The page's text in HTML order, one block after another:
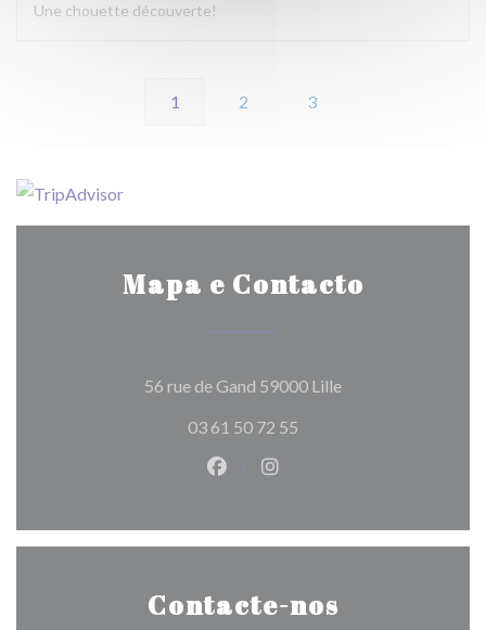
Une chouette découverte!
1 2 3
Mapa e Contacto
56 rue de Gand 59000 Lille((abre numa nova
03 61 50 72 55
Facebook ((abre numa nova
Instagram ((abre numa
Contacte-nos